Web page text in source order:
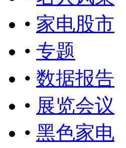
• 家电股市
• 专题
• 数据报告
• 展览会议
• 黑色家电